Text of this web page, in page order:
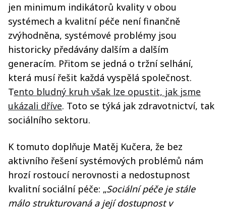
jen minimum indikátorů kvality v obou
systémech a kvalitní péče není finančně
zvýhodněna, systémové problémy jsou
historicky předávány dalším a dalším
generacím. Přitom se jedná o tržní selhání,
která musí řešit každá vyspělá společnost.
Tento bludný kruh však lze opustit, jak jsme
ukázali dříve. Toto se týká jak zdravotnictví, tak
sociálního sektoru.
K tomuto doplňuje Matěj Kučera, že bez
aktivního řešení systémových problémů nám
hrozí rostoucí nerovnosti a nedostupnost
kvalitní sociální péče: „Sociální péče je stále
málo strukturovaná a její dostupnost v